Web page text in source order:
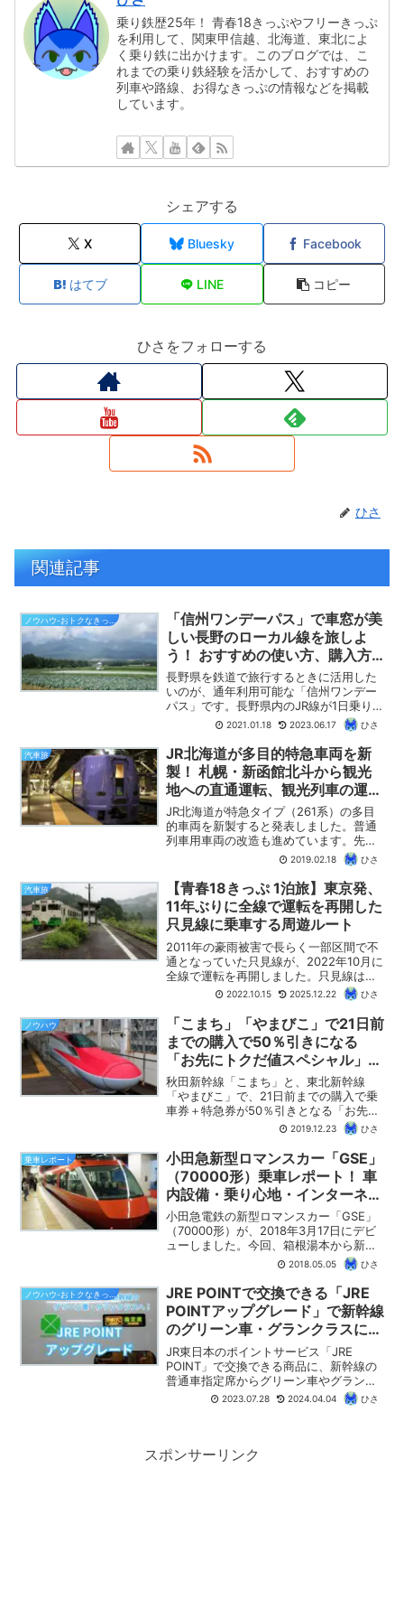
乗り鉄歴25年！ 青春18きっぷやフリーきっぷ
を利用して、関東甲信越、北海道、東北によ
く乗り鉄に出かけます。このブログでは、こ
れまでの乗り鉄経験を活かして、おすすめの
列車や路線、お得なきっぷの情報などを掲載
しています。
シェアする
X Bluesky Facebook
はてブ LINE コピー
ひさをフォローする
ひさ
関連記事
「信州ワンデーパス」で車窓が美
しい長野のローカル線を旅しよ
う！ おすすめの使い方、購入方
法などを紹介します！
長野県を鉄道で旅行するときに活用した
いのが、通年利用可能な「信州ワンデー
パス」です。長野県内のJR線が1日乗り放
題となるフリーきっぷです。【ひさの乗
り鉄ブログ】では、「信州ワンデーパ
ス」のお得な使い方、おすすめの路線や
列車をわかりやすく紹介します。
2021.01.18 2023.06.17 ひさ
汽車旅
JR北海道が多目的特急車両を新
製！ 札幌・新函館北斗から観光
地への直通運転、観光列車の運転
に期待！
JR北海道が特急タイプ（261系）の多目
的車両を新製すると発表しました。普通
列車用車両の改造も進めています。先日
発表された、JR東日本、東急電鉄の車両
を用いた観光列車の運転と合わせて、積
極的に観光列車を運転する方向へと舵を
切ったようです。北...
2019.02.18 ひさ
汽車旅
【青春18きっぷ 1泊旅】東京発、
11年ぶりに全線で運転を再開した
只見線に乗車する周遊ルート
2011年の豪雨被害で長らく一部区間で不
通となっていた只見線が、2022年10月に
全線で運転を再開しました。只見線は東
京に比較的近いわりには、ローカル線の
醍醐味を味わうことができる路線です。
【ひさの乗り鉄ブログ】では、青春18き
っぷで只見線に乗車する1泊旅のルートを
紹介します。
2022.10.15 2025.12.22 ひさ
ノウハウ
「こまち」「やまびこ」で21日前
までの購入で50％引きになる
「お先にトクだ値スペシャル」
「スーパーモバトクスペシャル」
を発売！ 冬の東北旅行に最適！
秋田新幹線「こまち」と、東北新幹線
「やまびこ」で、21日前までの購入で乗
車券＋特急券が50％引きとなる「お先に
トクだ値スペシャル」「スーパーモバト
クスペシャル」が発売されます。設定期
間は、「こまち」が1月下旬～2月末、
「やまびこ」が2月中旬...
2019.12.23 ひさ
乗車レポート
小田急新型ロマンスカー「GSE」
（70000形）乗車レポート！ 車
内設備・乗り心地・インターネッ
ト予約方法を紹介します！
小田急電鉄の新型ロマンスカー「GSE」
（70000形）が、2018年3月17日にデビ
ューしました。今回、箱根湯本から新宿
までの全線に乗車してみましたので、車
内設備や乗り心地などを中心に乗車レポ
ートをお届けします。また、インターネ
ットでの予約...
2018.05.05 ひさ
ノウハウ-おトクなきっぷ
JRE POINTで交換できる「JRE
POINTアップグレード」で新幹線
のグリーン車・グランクラスに乗
ろう！ グリーン車の長距離利用
がおすすめ！
JR東日本のポイントサービス「JRE
POINT」で交換できる商品に、新幹線の
普通車指定席からグリーン車やグランク
ラスにアップグレードできる「JRE
POINTアップグレード」があります。ひ
す。
2023.07.28 2024.04.04 ひさ
スポンサーリンク